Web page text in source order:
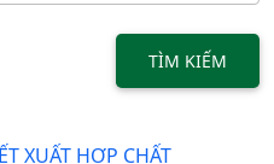
TÌM KIẾM
XUẤT HỢP CHẤT